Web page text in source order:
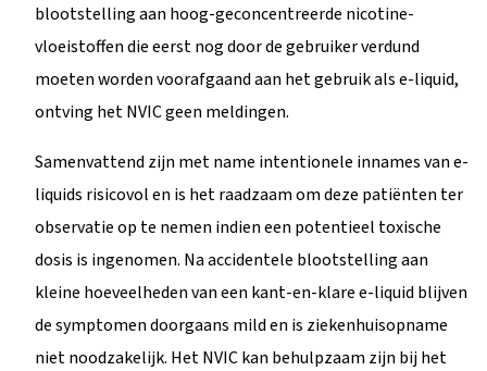
blootstelling aan hoog-geconcentreerde nicotine-
vloeistoffen die eerst nog door de gebruiker verdund
moeten worden voorafgaand aan het gebruik als e-liquid,
ontving het NVIC geen meldingen.
Samenvattend zijn met name intentionele innames van e-
liquids risicovol en is het raadzaam om deze patiënten ter
observatie op te nemen indien een potentieel toxische
dosis is ingenomen. Na accidentele blootstelling aan
kleine hoeveelheden van een kant-en-klare e-liquid blijven
de symptomen doorgaans mild en is ziekenhuisopname
niet noodzakelijk. Het NVIC kan behulpzaam zijn bij het